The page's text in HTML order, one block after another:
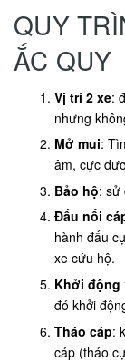
QUY
ẮC QUY
Vị trí 2 xe:
nhưng
Mở mui:
âm, cực
Bảo hộ: sử
Đấu nối
hành đấu
xe cứu hộ.
Khởi động
đó khởi
Tháo cáp:
cáp (tháo